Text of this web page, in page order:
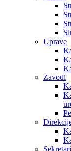
Uprave
Zavodi